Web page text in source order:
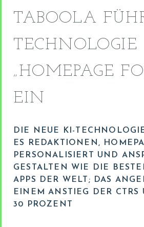
TABOOLA
TECHNOLOGIE
„HOMEPAGE
EIN
DIE NEUE KI-
ES REDAKTIONEN,
PERSONALISIERT UND
GESTALTEN WIE DIE
APPS DER WELT; DAS
EINEM ANSTIEG DER CTRS
30 PROZENT